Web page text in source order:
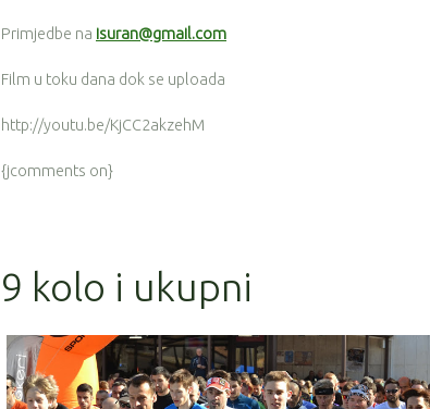
Primjedbe na isuran@gmail.com
Film u toku dana dok se uploada
http://youtu.be/KjCC2akzehM
{jcomments on}
9 kolo i ukupni